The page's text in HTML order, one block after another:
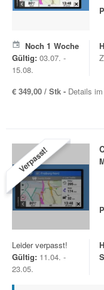
Noch 1 Woche
Gültig: 03.07. -
15.08.
€ 349,00 / Stk - Details
Verpasst!
Leider verpasst!
Gültig: 11.04. -
23.05.